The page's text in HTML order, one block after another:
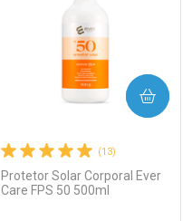
(13)
Protetor Solar Corporal Ever
Care FPS 50 500ml
COMPRAR